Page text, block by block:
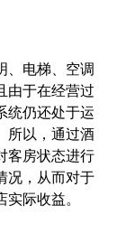
电梯、空调
由于在经营过
统仍还处于运
所以，通过酒
客房状态进行
况，从而对于
际收益。